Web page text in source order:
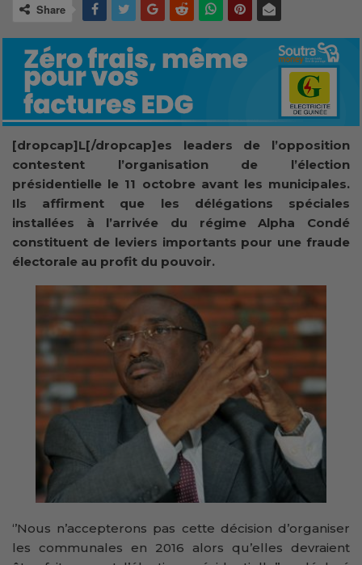
Share
[dropcap]L[/dropcap]es leaders de l’opposition
contestent l’organisation de l’élection
présidentielle le 11 octobre avant les municipales.
Ils affirment que les délégations spéciales
installées à l’arrivée du régime Alpha Condé
constituent de leviers importants pour une fraude
électorale au profit du pouvoir.
‘’Nous n’accepterons pas cette décision d’organiser
les communales en 2016 alors qu’elles devraient